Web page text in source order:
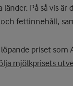
På så vis
fettinnehåll,
priset som
mjölkprisets